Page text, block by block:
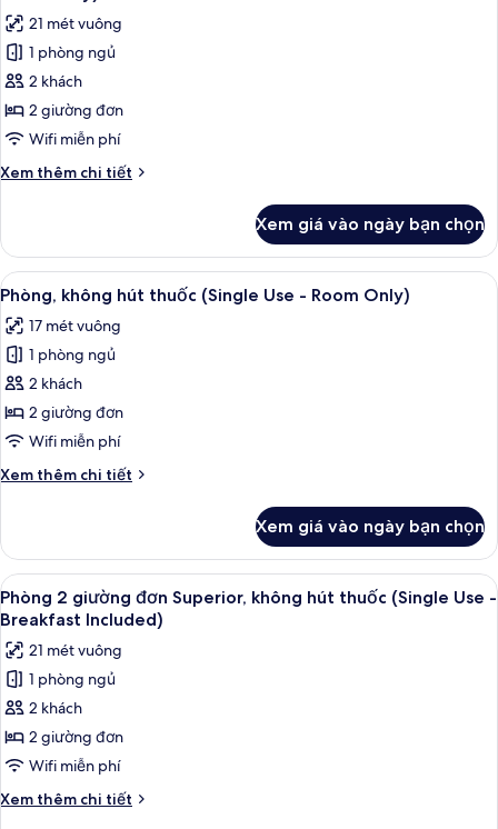
(Single
Use
Room
Only)
cả
ảnh
Phòng
2
giường
đơn
Superior,
không
thuốc
(Single
Use
-
Room
Only)
21 mét vuông
1 phòng ngủ
2 khách
2 giường đơn
Wifi miễn phí
Xem thêm chi tiết
Chi
Phòng
giường
Superior,
không
hút
thuốc
(Single
Use
Room
Xem giá vào ngày bạn chọn
Xem
tất
cả
ảnh
Phòng,
không
hút
(Single
Room
Only)
Chăn bông, két bảo mật tại phòng,
5
Phòng, không hút thuốc (Single Use - Room Only)
17 mét vuông
1 phòng ngủ
2 khách
2 giường đơn
Wifi miễn phí
Xem thêm chi tiết
Chi
Phòng,
không
hút
thuốc
Use
Room
Only)
Xem giá vào ngày bạn chọn
Xem
tất
cả
ảnh
Phòng
2
giường
đơn
Superior,
không
Chăn bông, két bảo mật tại phòng,
7
Phòng 2 giường đơn Superior, không hút thuốc (Single Use -
Breakfast Included)
21 mét vuông
1 phòng ngủ
2 khách
2 giường đơn
Wifi miễn phí
Xem thêm chi tiết
Chi